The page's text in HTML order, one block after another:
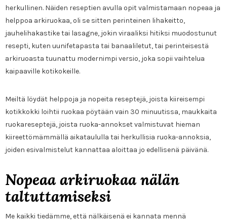
herkullinen. Näiden reseptien avulla opit valmistamaan nopeaa ja
helppoa arkiruokaa, oli se sitten perinteinen lihakeitto,
jauhelihakastike tai lasagne, jokin viraaliksi hitiksi muodostunut
resepti, kuten uunifetapasta tai banaaliletut, tai perinteisestä
arkiruoasta tuunattu modernimpi versio, joka sopii vaihtelua
kaipaaville kotikokeille.
Meiltä löydät helppoja ja nopeita reseptejä, joista kiireisempi
kotikkokki loihtii ruokaa pöytään vain 30 minuutissa, maukkaita
ruokareseptejä, joista ruoka-annokset valmistuvat hieman
kiireettömämmällä aikataululla tai herkullisia ruoka-annoksia,
joiden esivalmistelut kannattaa aloittaa jo edellisenä päivänä.
Nopeaa arkiruokaa nälän
taltuttamiseksi
Me kaikki tiedämme, että nälkäisenä ei kannata mennä